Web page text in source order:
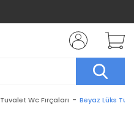
Tuvalet Wc Fırçaları Beyaz Lüks